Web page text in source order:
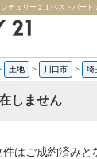
チュリー２１ベストパート
土地 > 川口市 > 埼
しません
はご成約済みと